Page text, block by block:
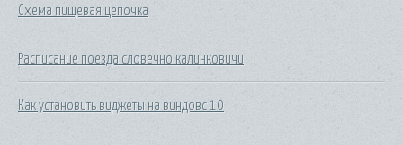
Схема пищевая цепочка
Расписание поезда словечно калинковичи
Как установить виджеты на виндовс 10